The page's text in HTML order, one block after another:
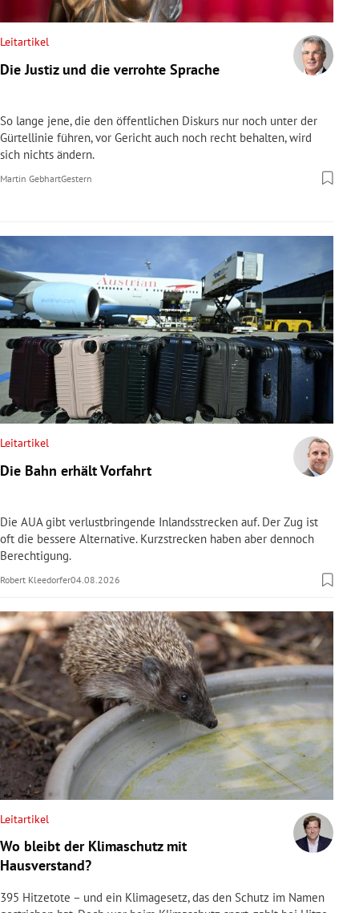
Leitartikel
Die Justiz und die verrohte Sprache
So lange jene, die den öffentlichen Diskurs nur noch unter der
Gürtellinie führen, vor Gericht auch noch recht behalten, wird
sich nichts ändern.
Martin GebhartGestern
Leitartikel
Die Bahn erhält Vorfahrt
Die AUA gibt verlustbringende Inlandsstrecken auf. Der Zug ist
oft die bessere Alternative. Kurzstrecken haben aber dennoch
Berechtigung.
Robert Kleedorfer04.08.2026
Leitartikel
Wo bleibt der Klimaschutz mit
Hausverstand?
395 Hitzetote – und ein Klimagesetz, das den Schutz im Namen